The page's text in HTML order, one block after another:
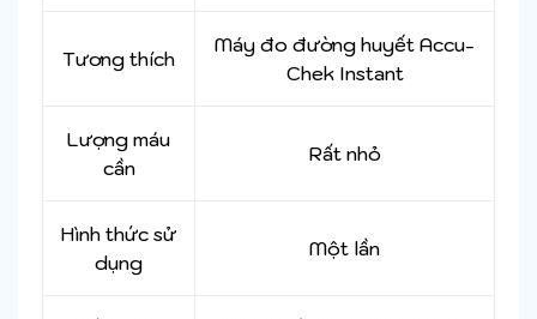
Tương thích
Máy đo đường huyết Accu-
Chek Instant
Lượng máu
cần
Rất nhỏ
Hình thức sử
dụng
Một lần